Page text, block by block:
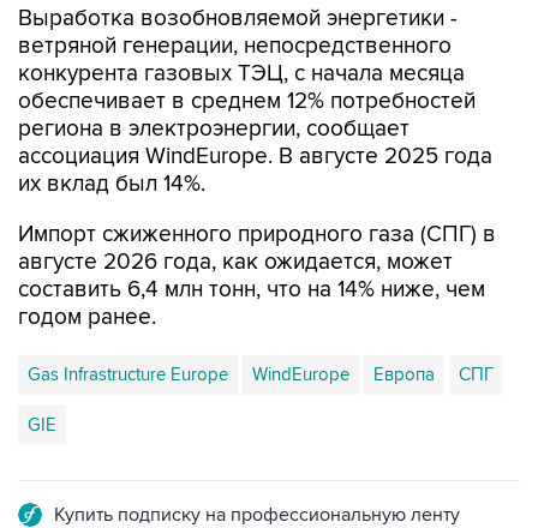
Выработка возобновляемой энергетики -
ветряной генерации, непосредственного
конкурента газовых ТЭЦ, с начала месяца
обеспечивает в среднем 12% потребностей
региона в электроэнергии, сообщает
ассоциация WindEurope. В августе 2025 года
их вклад был 14%.
Импорт сжиженного природного газа (СПГ) в
августе 2026 года, как ожидается, может
составить 6,4 млн тонн, что на 14% ниже, чем
годом ранее.
Gas Infrastructure Europe WindEurope Европа СПГ
GIE
Купить подписку на профессиональную ленту